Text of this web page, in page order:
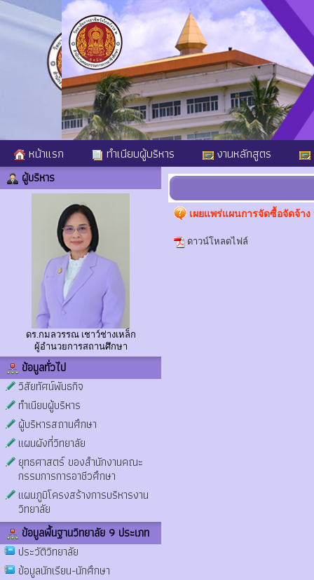
หน้าแรก ทำเนียบผู้บริหาร งานหลักสูตร
ผู้บริหาร
ดร.กมลวรรณ เชาว์ช่างเหล็ก
ผู้อำนวยการสถานศึกษา
ข้อมูลทั่วไป
วิสัยทัศน์พันธกิจ
ทำเนียบผู้บริหาร
ผู้บริหารสถานศึกษา
แผนผังที่วิทยาลัย
ยุทธศาสตร์ ของสำนักงานคณะ
กรรมการการอาชีวศึกษา
แผนภูมิโครงสร้างการบริหารงาน
วิทยาลัย
ข้อมูลพื้นฐานวิทยาลัย 9 ประเภท
ประวัติวิทยาลัย
ข้อมูลนักเรียน-นักศึกษา
เผยแพร่แผนการจัดซื้อจัดจ้า
ดาวน์โหลดไฟล์